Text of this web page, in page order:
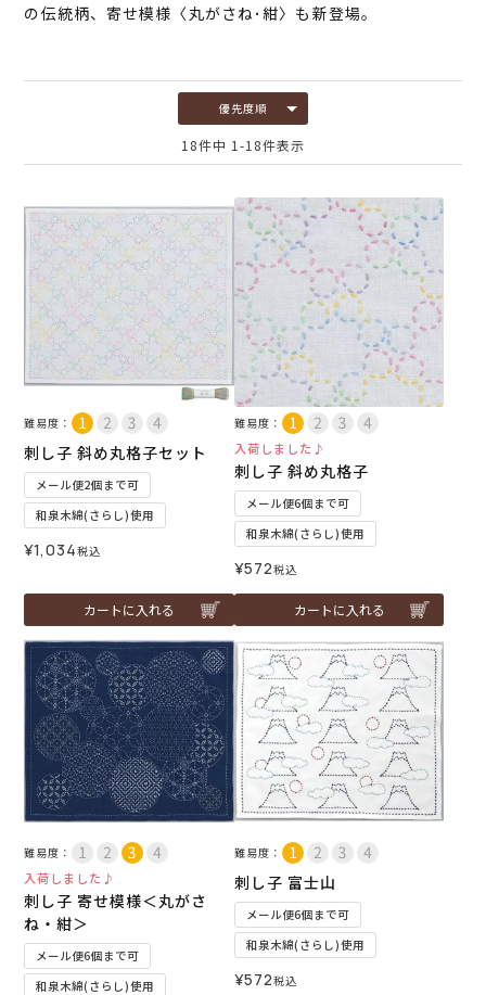
の伝統柄、寄せ模様〈丸がさね･紺〉も新登場。
優先度順
18件中 1 -18件表示
難易度：
刺し子 斜め丸格子セット
メール便2個まで可
和泉木綿(さらし)使用
¥1,034税込
カートに入れる
難易度：
入荷しました♪
刺し子 斜め丸格子
メール便6個まで可
和泉木綿(さらし)使用
¥572税込
カートに入れる
難易度：
入荷しました♪
刺し子 寄せ模様＜丸がさ
ね・紺＞
メール便6個まで可
和泉木綿(さらし)使用
難易度：
刺し子 富士山
メール便6個まで可
和泉木綿(さらし)使用
¥572税込